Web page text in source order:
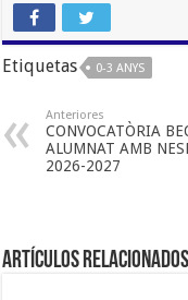
Etiquetas 0-3 ANYS
Anteriores
CONVOCATÒRIA
ALUMNAT AMB
2026-2027
Artículos Relacionados